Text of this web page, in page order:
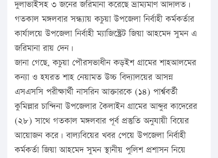
দুলাভাইসহ ৩ জনের জরিমানা করেছে ভ্রাম্যমাণ আদালত।
গতকাল মঙ্গলবার সন্ধ্যায় কচুয়া উপজেলা নির্বাহী কর্মকর্তার
কার্যালয়ে উপজেলা নির্বাহী ম্যাজিস্ট্রেট জিয়া আহমেদ সুমন এ
জরিমানা রায় দেন।
জানা গেছে, কচুয়া পৌরসভাধীন কড়ইশ গ্রামের শাহআলমের
কন্যা ও হযরত শাহ নেয়ামত উচ্চ বিদ্যালয়ের আসন্ন
এসএসসি পরীক্ষার্থী নাসরিন আক্তারকে (১৪) পার্শ্ববর্তী
কুমিল্লার চান্দিনা উপজেলার কৈলাইন গ্রামের আব্দুর কাদেরের
(২৮) সাথে গতকাল মঙ্গলবার পূর্ব প্রস্তুতি অনুযায়ী বিয়ের
আয়োজন করে। বাল্যবিয়ের খবর পেয়ে উপজেলা নির্বাহী
কর্মকর্তা জিয়া আহমেদ সুমন স্থানীয় পুলিশ প্রশাসন নিয়ে